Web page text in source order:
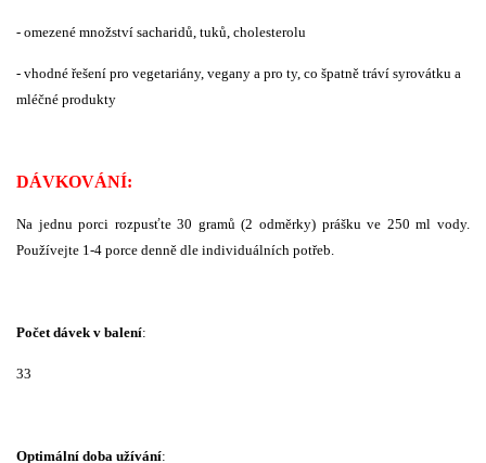
- omezené množství sacharidů, tuků, cholesterolu
- vhodné řešení pro vegetariány, vegany a pro ty, co špatně tráví syrovátku a
mléčné produkty
DÁVKOVÁNÍ:
Na jednu porci rozpusťte 30 gramů (2 odměrky) prášku ve 250 ml vody.
Používejte 1-4 porce denně dle individuálních potřeb.
Počet dávek v balení:
33
Optimální doba užívání: